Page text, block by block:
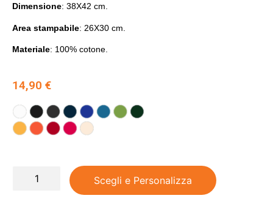
Dimensione: 38X42 cm.
Area stampabile: 26X30 cm.
Materiale: 100% cotone.
14,90 €
Scegli e Personalizza